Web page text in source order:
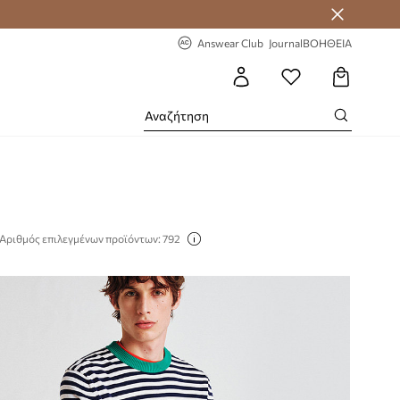
Answear Club JournalΒΟΗΘΕΙΑ
Αριθμός επιλεγμένων προϊόντων: 792